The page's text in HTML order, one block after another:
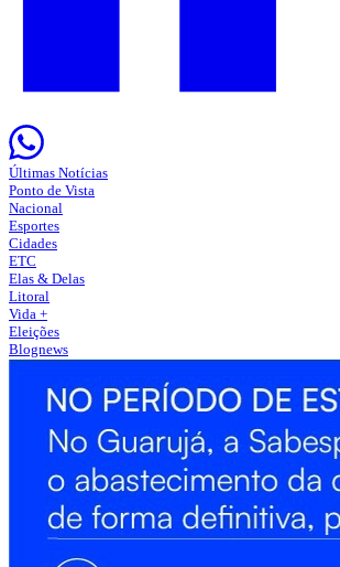
Últimas Notícias
Ponto de Vista
Nacional
Esportes
Cidades
ETC
Elas & Delas
Litoral
Vida +
Eleições
Blognews